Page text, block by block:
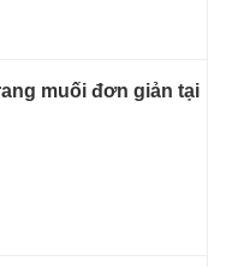
muối đơn giản tại